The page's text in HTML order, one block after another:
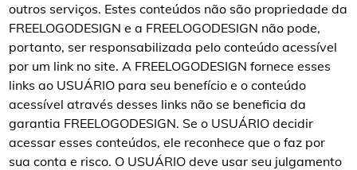
outros serviços. Estes conteúdos não são propriedade da
FREELOGODESIGN e a FREELOGODESIGN não pode,
portanto, ser responsabilizada pelo conteúdo acessível
por um link no site. A FREELOGODESIGN fornece esses
links ao USUÁRIO para seu benefício e o conteúdo
acessível através desses links não se beneficia da
garantia FREELOGODESIGN. Se o USUÁRIO decidir
acessar esses conteúdos, ele reconhece que o faz por
sua conta e risco. O USUÁRIO deve usar seu julgamento